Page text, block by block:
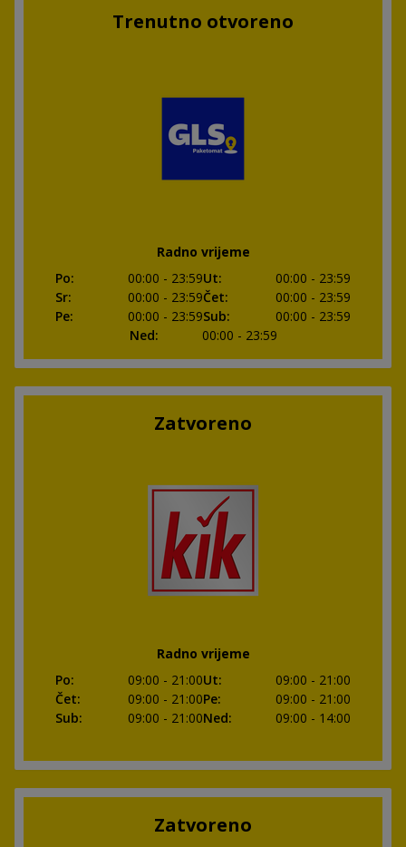
Trenutno otvoreno
Radno vrijeme
Po: 00:00 - 23:59Ut: 00:00 - 23:59
Sr: 00:00 - 23:59Čet: 00:00 - 23:59
Pe: 00:00 - 23:59Sub: 00:00 - 23:59
Ned: 00:00 - 23:59
Zatvoreno
Radno vrijeme
Po: 09:00 - 21:00Ut: 09:00 - 21:00
Čet: 09:00 - 21:00Pe: 09:00 - 21:00
Sub: 09:00 - 21:00Ned: 09:00 - 14:00
Zatvoreno